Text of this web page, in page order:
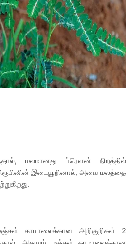
மலமானது ப்ரௌன் நிறத்தில்
இடையூறினால், அவை மலத்தை
காமாலைக்கான அறிகுறிகள் 2